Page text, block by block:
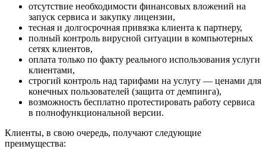
отсутствие необходимости финансовых вложений на
запуск сервиса и закупку лицензии,
тесная и долгосрочная привязка клиента к партнеру,
полный контроль вирусной ситуации в компьютерных
сетях клиентов,
оплата только по факту реального использования услуги
клиентами,
строгий контроль над тарифами на услугу — ценами для
конечных пользователей (защита от демпинга),
возможность бесплатно протестировать работу сервиса
в полнофункциональной версии.
Клиенты, в свою очередь, получают следующие
преимущества: